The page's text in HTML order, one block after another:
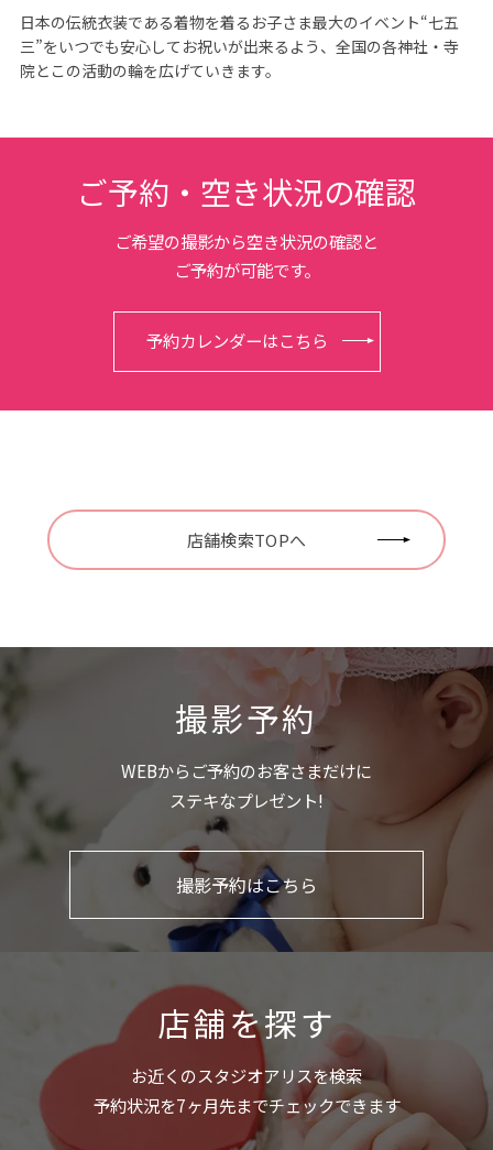
日本の伝統衣装である着物を着るお子さま最大のイベント“七五
三”をいつでも安心してお祝いが出来るよう、全国の各神社・寺
院とこの活動の輪を広げていきます。
ご予約・空き状況の確認
ご希望の撮影から空き状況の確認と
ご予約が可能です。
予約カレンダーはこちら
店舗検索TOPへ
撮影予約
WEBからご予約のお客さまだけに
ステキなプレゼント!
撮影予約はこちら
店舗を探す
お近くのスタジオアリスを検索
予約状況を7ヶ月先までチェックできます